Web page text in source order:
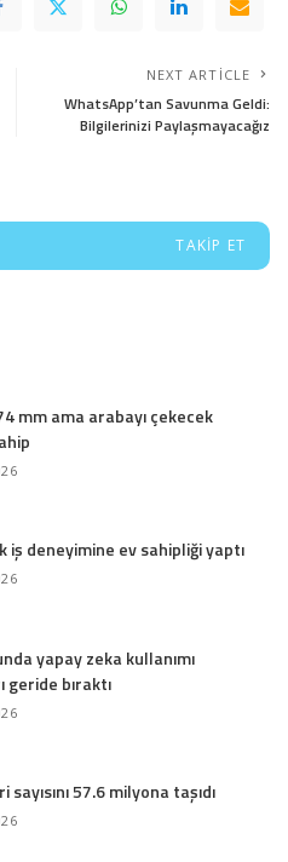
NEXT ARTICLE
WhatsApp’tan Savunma Geldi:
Bilgilerinizi Paylaşmayacağız
TAKIP ET
mm ama arabayı çekecek
iş deneyimine ev sahipliği yaptı
yapay zeka kullanımı
geride bıraktı
57.6 milyona taşıdı